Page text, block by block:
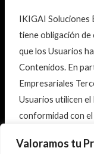
Valoramos tu
IKIGAI Soluciones
tiene obligación
que los Usuarios
Contenidos. En
Empresariales
Usuarios utilicen
conformidad con el
que lo hagan de